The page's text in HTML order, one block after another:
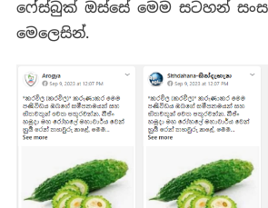
ෆේස්බුක් ඔස්සේ මෙම සටහන්
මෙලෙසින්.